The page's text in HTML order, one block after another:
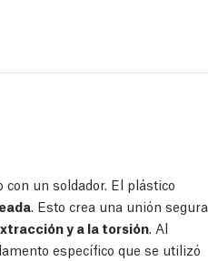
un soldador. El plástico
. Esto crea una unión segura
y a la torsión. Al
específico que se utilizó